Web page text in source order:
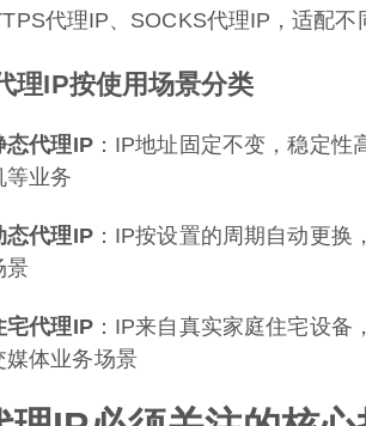
代理IP、SOCKS代理IP，适配不
理IP按使用场景分类
态代理IP：IP地址固定不变，稳定性
等业务
态代理IP：IP按设置的周期自动更换
景
宅代理IP：IP来自真实家庭住宅设备
媒体业务场景